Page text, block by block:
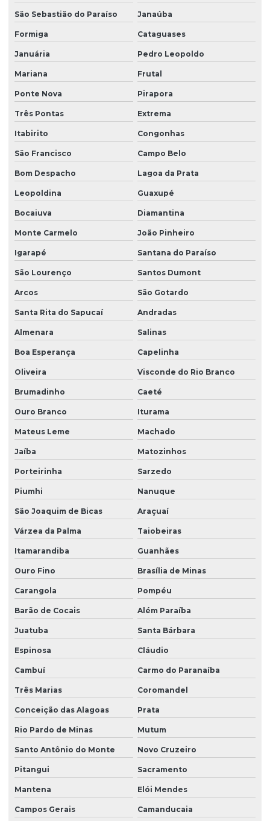
Motoredutor para resfriador de leite
Motoredutor para tanque de água
Motoredutor para tanque de água até 3000 litros
Motoredutor para tanques
Motoredutor para tanques de leite
Motoredutor com variador de velocidade
Motoredutor de velocidade
Motorredutor para churrasqueira
Motorredutor para costelão
Motorredutor para porco no rolete
Motovibrador
Motovibrador para concreto
Motovibrador elétrico
Motovibrador industrial
Motovibrador para peneira
Motovibrador trifásico
Redutor
Redutor angular de velocidade
Redutor mecanico
Redutor para motor elétrico
Redutor de rotação
Redutor de rotação de motor elétrico
Redutor com variador de velocidade
Redutor de velocidade
Redutor de velocidade 1:100
Redutor de velocidade 1:20
Redutor de velocidade 1:30
Redutor de velocidade industrial
Redutor de velocidade manual
Redutor de velocidade de motor
Redutor de velocidade para motor 2 cv
Redutor de velocidade de motor elétrico
Redutor de velocidade pequeno
Redutores industriais
São Sebastião do Paraíso Janaúba
Formiga Cataguases
Januária Pedro Leopoldo
Mariana Frutal
Ponte Nova Pirapora
Três Pontas Extrema
Itabirito Congonhas
São Francisco Campo Belo
Bom Despacho Lagoa da Prata
Leopoldina Guaxupé
Bocaiuva Diamantina
Monte Carmelo João Pinheiro
Igarapé Santana do Paraíso
São Lourenço Santos Dumont
Arcos São Gotardo
Santa Rita do Sapucaí Andradas
Almenara Salinas
Boa Esperança Capelinha
Oliveira Visconde do Rio Branco
Brumadinho Caeté
Ouro Branco Iturama
Mateus Leme Machado
Jaíba Matozinhos
Porteirinha Sarzedo
Piumhi Nanuque
São Joaquim de Bicas Araçuaí
Várzea da Palma Taiobeiras
Itamarandiba Guanhães
Ouro Fino Brasília de Minas
Carangola Pompéu
Barão de Cocais Além Paraíba
Juatuba Santa Bárbara
Espinosa Cláudio
Cambuí Carmo do Paranaíba
Três Marias Coromandel
Conceição das Alagoas Prata
Rio Pardo de Minas Mutum
Santo Antônio do Monte Novo Cruzeiro
Pitangui Sacramento
Mantena Elói Mendes
Campos Gerais Camanducaia